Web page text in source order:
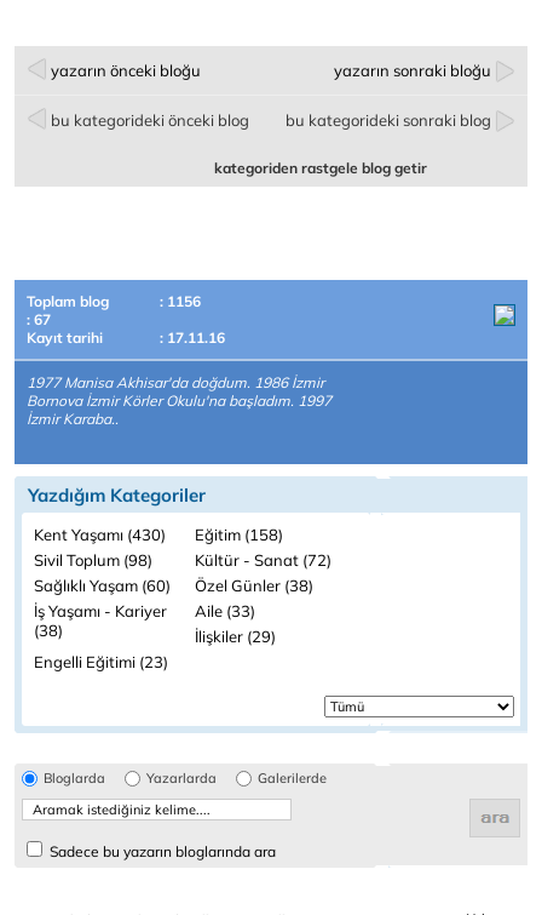
yazarın önceki bloğu yazarın sonraki bloğu
bu kategorideki önceki blog bu kategorideki sonraki blog
kategoriden rastgele blog getir
Toplam blog
: 1156
: 67
Kayıt tarihi
: 17.11.16
1977 Manisa Akhisar'da doğdum. 1986 İzmir
Bornova İzmir Körler Okulu'na başladım. 1997
İzmir Karaba..
Yazdığım Kategoriler
Kent Yaşamı (430)
Eğitim (158)
Sivil Toplum (98)
Kültür - Sanat (72)
Sağlıklı Yaşam (60)
Özel Günler (38)
İş Yaşamı - Kariyer
(38)
Aile (33)
İlişkiler (29)
Engelli Eğitimi (23)
Bloglarda Yazarlarda Galerilerde
Sadece bu yazarın bloglarında ara